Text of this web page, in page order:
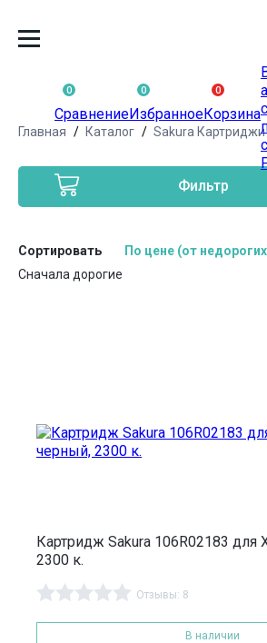
0
Сравнение
0
Избранное
0
Корзина
Главная Каталог Sakura Картриджи
Фильтр
Сортировать
По цене (от
Сначала дорогие
Картридж Sakura 106R02183 для
2300 к.
Отзывы: 8
В наличии